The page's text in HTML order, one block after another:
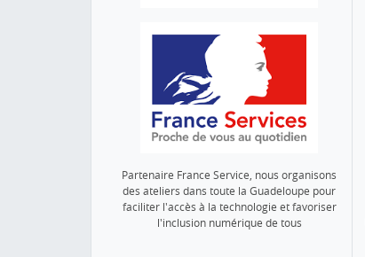
Partenaire France Service, nous organisons
des ateliers dans toute la Guadeloupe pour
faciliter l'accès à la technologie et favoriser
l'inclusion numérique de tous